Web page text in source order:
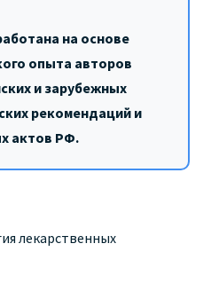
на основе
опыта авторов
и зарубежных
рекомендаций и
актов РФ.
лекарственных